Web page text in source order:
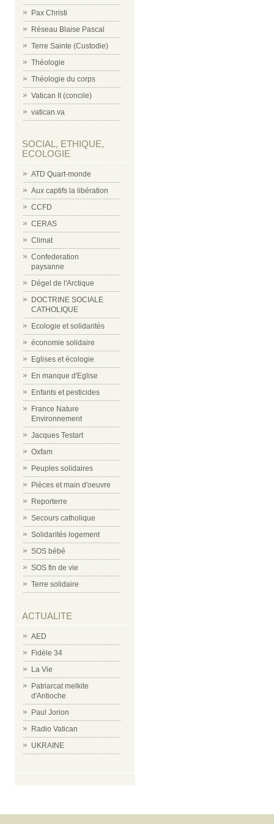
Pax Christi
Réseau Blaise Pascal
Terre Sainte (Custodie)
Théologie
Théologie du corps
Vatican II (concile)
vatican.va
SOCIAL, ETHIQUE,
ECOLOGIE
ATD Quart-monde
Aux captifs la libération
CCFD
CERAS
Climat
Confederation
paysanne
Dégel de l'Arctique
DOCTRINE SOCIALE
CATHOLIQUE
Ecologie et solidarités
économie solidaire
Eglises et écologie
En manque d'Eglise
Enfants et pesticides
France Nature
Environnement
Jacques Testart
Oxfam
Peuples solidaires
Pièces et main d'oeuvre
Reporterre
Secours catholique
Solidarités logement
SOS bébé
SOS fin de vie
Terre solidaire
ACTUALITE
AED
Fidèle 34
La Vie
Patriarcat melkite
d'Antioche
Paul Jorion
Radio Vatican
UKRAINE